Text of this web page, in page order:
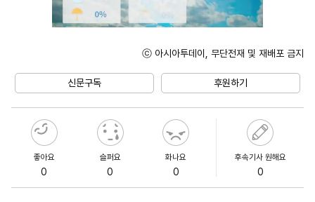
ⓒ 아시아투데이, 무단전재 및 재배포 금지
신문구독 후원하기
좋아요
0
슬퍼요
0
화나요
0
후속기사 원해요
0